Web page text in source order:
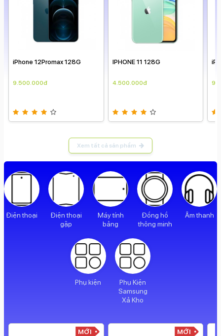
iPhone 12Promax 128G
9.500.000đ
IPHONE 11 128G
4.500.000đ
Xem tất cả sản phẩm
Điện thoại
Điện thoại
gập
Máy tính
bảng
Đồng hồ
thông minh
Âm thanh
Phụ kiện
Phụ Kiện
Samsung
Xả Kho
MỚI MỚI